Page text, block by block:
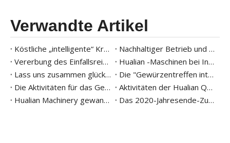
Verwandte Artikel
Köstliche „intelligente“ Kreation der Zukunft |Hualian Machinery hilft der Kuailu Group, auf intelligente Weise den Geschmack der Heimatstadt auf die Zunge zu zaubern
Nachhaltiger Betrieb und Rückgabe an die Gesellschaft |Die Hualian Machinery Group praktiziert soziale Verantwortung des Unternehmens durch konkrete Maßnahmen
Vererbung des Einfallsreichtums, kontinuierliche Verbesserung | Die zweite Aktivität der Hualian Machinery Group der zweite Qualitätsmonat
Hualian -Maschinen bei Interpack 2023 - Intelligente Verpackung
Lass uns zusammen glücklich sein | Die 8. lustigen Spiele der Gruppe endeten erfolgreich
Die "Gewürzentreffen intelligenter Verpackungen" für die Intelligentverpackung des Gruppenunternehmens wurden erfolgreich abgehalten
Die Aktivitäten für das Gebäude der Hualian Machinery Group 2022 in Zhejiang Hongcun Camp
Aktivitäten der Hualian Quality Month Series Series
Hualian Machinery gewann den 2020 versteckten Champion Enterprise der Provinz Zhejiang
Das 2020-Jahresende-Zusammenfassungssitz der Hualian Machinery Group ist erfolgreich